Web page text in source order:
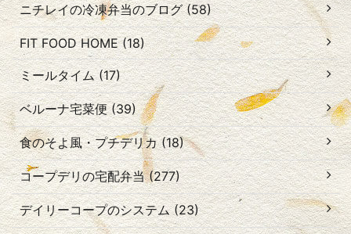
ニチレイの冷凍弁当のブログ (58)
FIT FOOD HOME (18)
ミールタイム (17)
ベルーナ宅菜便 (39)
食のそよ風・プチデリカ (18)
コープデリの宅配弁当 (277)
デイリーコープのシステム (23)